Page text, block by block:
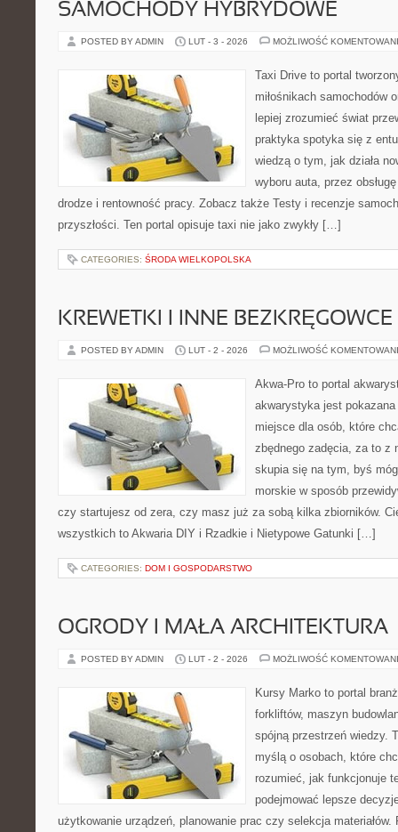
SAMOCHODY HYBRYDOWE
POSTED BY ADMIN LUT - 3 - 2026 MOŻLIWOŚĆ
Taxi Drive to portal
miłośnikach samochodów
lepiej zrozumieć świat
praktyka spotyka się z
wiedzą o tym, jak działa
wyboru auta, przez
drodze i rentowność pracy. Zobacz także Testy i recenzje
przyszłości. Ten portal opisuje taxi nie jako zwykły […]
CATEGORIES: ŚRODA WIELKOPOLSKA
KREWETKI I INNE BEZKRĘGOWCE
POSTED BY ADMIN LUT - 2 - 2026 MOŻLIWOŚĆ
Akwa-Pro to portal
akwarystyka jest
miejsce dla osób, które
zbędnego zadęcia, za to z
skupia się na tym, byś
morskie w sposób
czy startujesz od zera, czy masz już za sobą kilka zbiorników.
wszystkich to Akwaria DIY i Rzadkie i Nietypowe Gatunki […]
CATEGORIES: DOM I GOSPODARSTWO
OGRODY I MAŁA ARCHITEKTURA
POSTED BY ADMIN LUT - 2 - 2026 MOŻLIWOŚĆ
Kursy Marko to portal
forkliftów, maszyn
spójną przestrzeń wiedzy.
myślą o osobach, które
rozumieć, jak funkcjonuje
podejmować lepsze
użytkowanie urządzeń, planowanie prac czy selekcja